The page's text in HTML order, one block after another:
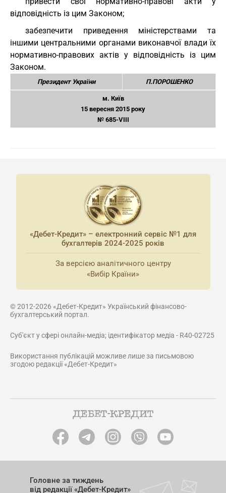
відповідність із цим Законом;
забезпечити приведення міністерствами та
іншими центральними органами виконавчої влади їх
нормативно-правових актів у відповідність із цим
Законом.
Президент України П.ПОРОШЕНКО
м. Київ
15 вересня 2015 року
№ 685-VIII
«Дебет-Кредит» – електронний сервіс №1 для
бухгалтерів 2024-2025 років
За версією аналітичного центру
«Вибір Країни»
© 2012-2026 «Дебет-Кредит» Український фінансово-
бухгалтерський портал.
Суб'єкт у сфері онлайн-медіа; ідентифікатор медіа - R40-02725
Використання публікацій можливе лише за письмовою
згодою редакції «Дебет-Кредит»
Головне за тиждень
від редакції «Дебет-Кредит»